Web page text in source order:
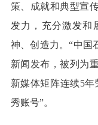
策、成就和典型宣
发力，充分激发和
神、创造力。“中国
新闻发布，被列为
新媒体矩阵连续5
秀账号”。